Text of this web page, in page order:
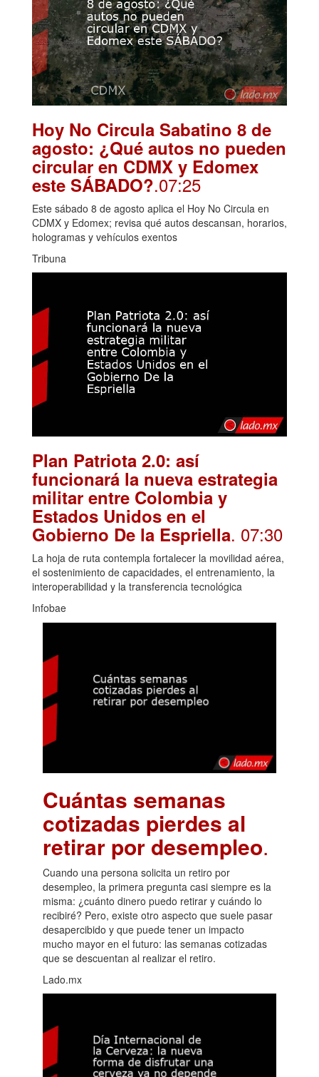
Hoy No Circula Sabatino 8 de
agosto: ¿Qué autos no pueden
circular en CDMX y Edomex
este SÁBADO?.07:25
Este sábado 8 de agosto aplica el Hoy No Circula en
CDMX y Edomex; revisa qué autos descansan, horarios,
hologramas y vehículos exentos
Tribuna
Plan Patriota 2.0: así
funcionará la nueva estrategia
militar entre Colombia y
Estados Unidos en el
Gobierno De la Espriella. 07:30
La hoja de ruta contempla fortalecer la movilidad aérea,
el sostenimiento de capacidades, el entrenamiento, la
interoperabilidad y la transferencia tecnológica
Infobae
Cuántas semanas
cotizadas pierdes al
retirar por desempleo.
Cuando una persona solicita un retiro por
desempleo, la primera pregunta casi siempre es la
misma: ¿cuánto dinero puedo retirar y cuándo lo
recibiré? Pero, existe otro aspecto que suele pasar
desapercibido y que puede tener un impacto
mucho mayor en el futuro: las semanas cotizadas
que se descuentan al realizar el retiro.
Lado.mx